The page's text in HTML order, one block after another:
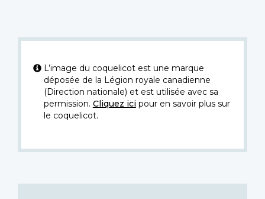
L’image du coquelicot est une marque
déposée de la Légion royale canadienne
(Direction nationale) et est utilisée avec sa
permission. Cliquez icipour en savoir plus sur
le coquelicot.